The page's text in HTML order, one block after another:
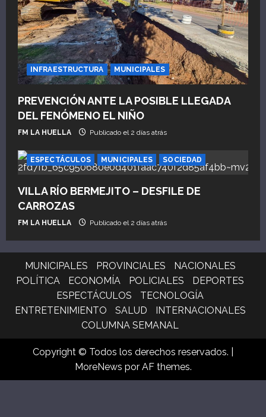
INFRAESTRUCTURA MUNICIPALES
PREVENCIÓN ANTE LA POSIBLE LLEGADA
DEL FENÓMENO EL NIÑO
FM LA HUELLA Publicado el 2 días atrás
ESPECTÁCULOS MUNICIPALES SOCIEDAD
VILLA RÍO BERMEJITO – DESFILE DE
CARROZAS
FM LA HUELLA Publicado el 2 días atrás
MUNICIPALES PROVINCIALES
NACIONALES
POLÍTICA
ECONOMÍA POLICIALES
DEPORTES
ESPECTÁCULOS
TECNOLOGÍA
ENTRETENIMIENTO
SALUD
INTERNACIONALES
COLUMNA SEMANAL
Copyright © Todos los derechos reservados.
MoreNews por AF themes.